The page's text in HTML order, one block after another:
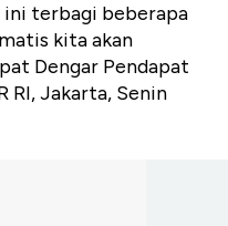
ini terbagi beberapa
kita akan
Dengar Pendapat
RI, Jakarta, Senin